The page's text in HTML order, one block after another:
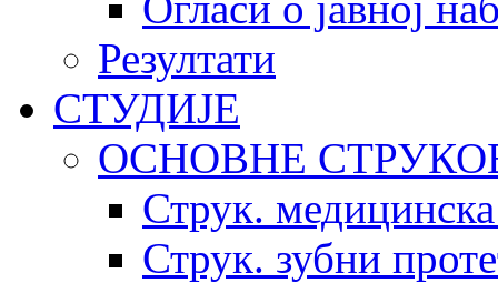
Резултати
СТУДИЈЕ
ОСНОВНЕ
Струк. медицинска
Струк. зубни